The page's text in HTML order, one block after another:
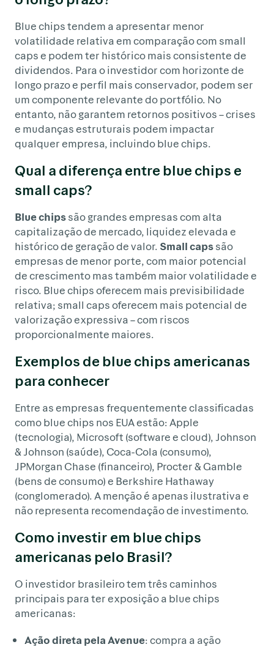
Blue chips tendem a apresentar menor
volatilidade relativa em comparação com small
caps e podem ter histórico mais consistente de
dividendos. Para o investidor com horizonte de
longo prazo e perfil mais conservador, podem ser
um componente relevante do portfólio. No
entanto, não garantem retornos positivos – crises
e mudanças estruturais podem impactar
qualquer empresa, incluindo blue chips.
Qual a diferença entre blue chips e
small caps?
Blue chipssão grandes empresas com alta
capitalização de mercado, liquidez elevada e
histórico de geração de valor. Small capssão
empresas de menor porte, com maior potencial
de crescimento mas também maior volatilidade e
risco. Blue chips oferecem mais previsibilidade
relativa; small caps oferecem mais potencial de
valorização expressiva – com riscos
proporcionalmente maiores.
Exemplos de blue chips americanas
para conhecer
Entre as empresas frequentemente classificadas
como blue chips nos EUA estão: Apple
(tecnologia), Microsoft (software e cloud), Johnson
& Johnson (saúde), Coca-Cola (consumo),
JPMorgan Chase (financeiro), Procter & Gamble
(bens de consumo) e Berkshire Hathaway
(conglomerado). A menção é apenas ilustrativa e
não representa recomendação de investimento.
Como investir em blue chips
americanas pelo Brasil?
O investidor brasileiro tem três caminhos
principais para ter exposição a blue chips
americanas:
Ação direta pela Avenue: compra a ação